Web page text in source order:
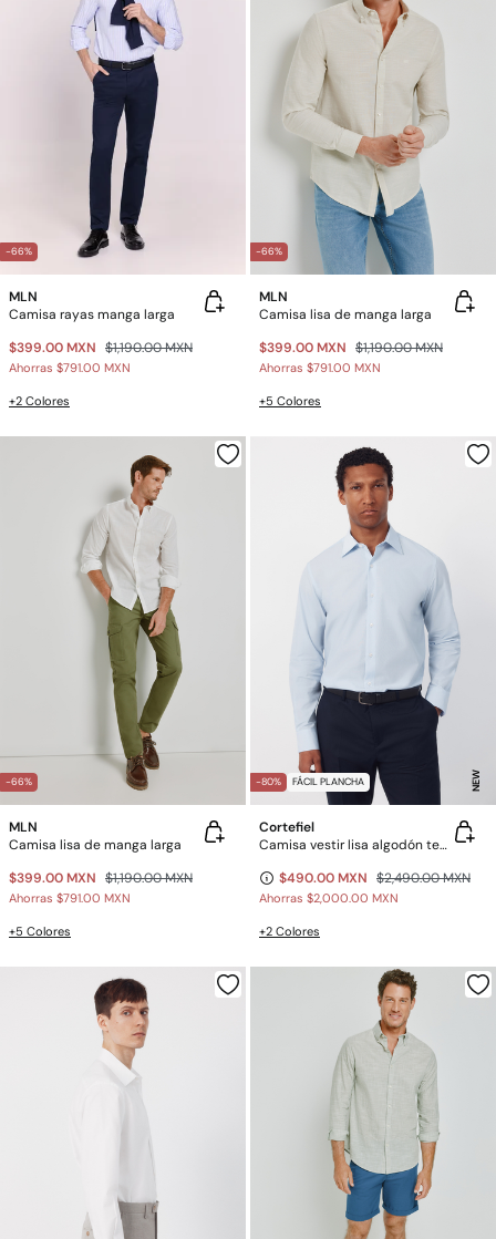
-66%
MLN
Camisa rayas manga larga
$399.00 MXN $1,190.00 MXN
Ahorras $791.00 MXN
+2 Colores
-66%
MLN
Camisa lisa de manga larga
$399.00 MXN $1,190.00 MXN
Ahorras $791.00 MXN
+5 Colores
-66%
MLN
Camisa lisa de manga larga
$399.00 MXN $1,190.00 MXN
Ahorras $791.00 MXN
+5 Colores
-80% FÁCIL PLANCHA NEW
Cortefiel
Camisa vestir lisa algodón tencel
$490.00 MXN $2,490.00 MXN
Ahorras $2,000.00 MXN
+2 Colores